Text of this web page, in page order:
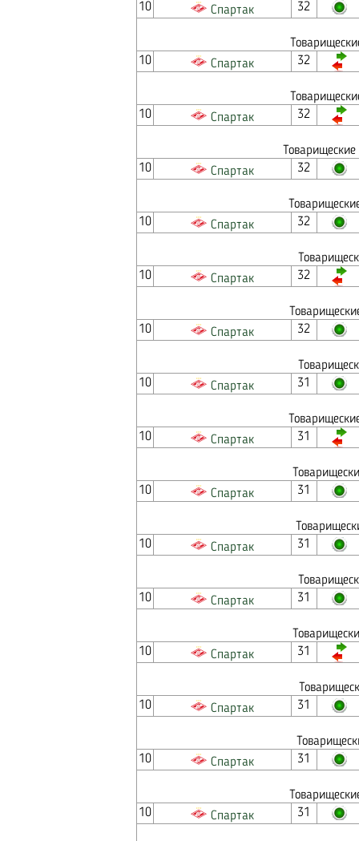
10
Спартак 32
10
Спартак 32
10
Спартак 32
10
Спартак 32
10
Спартак 32
10
Спартак 32
10
Спартак 32
10
Спартак 31
10
Спартак 31
10
Спартак 31
10
Спартак 31
10
Спартак 31
10
Спартак 31
10
Спартак 31
10
Спартак 31
10
Спартак 31